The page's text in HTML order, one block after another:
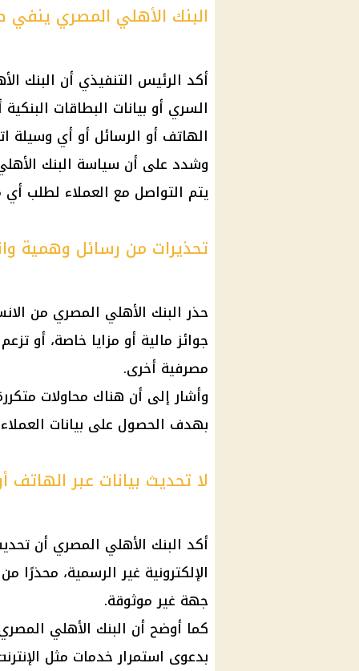
البنك الأهلي المصري ينفي
أكد الرئيس التنفيذي أن البنك
الهاتف أو الرسائل أو أي وسيلة
وشدد على أن سياسة البنك
يتم التواصل مع العملاء لطلب
تحذيرات من رسائل وهمية
حذر البنك الأهلي المصري من
جوائز مالية أو مزايا خاصة، أو
مصرفية أخرى.
وأشار إلى أن هناك محاولات
بهدف الحصول على بيانات
لا تحديث بيانات عبر الهاتف
أكد البنك الأهلي المصري أن
الإلكترونية غير الرسمية،
جهة غير موثوقة.
كما أوضح أن البنك الأهلي
بدعوى استمرار خدمات مثل